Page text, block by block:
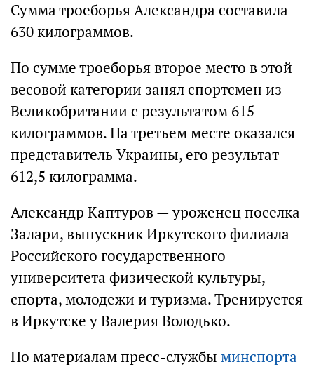
Сумма троеборья Александра составила
630 килограммов.
По сумме троеборья второе место в этой
весовой категории занял спортсмен из
Великобритании с результатом 615
килограммов. На третьем месте оказался
представитель Украины, его результат —
612,5 килограмма.
Александр Каптуров — уроженец поселка
Залари, выпускник Иркутского филиала
Российского государственного
университета физической культуры,
спорта, молодежи и туризма. Тренируется
в Иркутске у Валерия Володько.
По материалам пресс-службы минспорта